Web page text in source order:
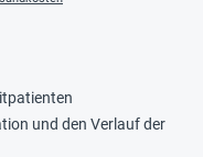
und den Verlauf der